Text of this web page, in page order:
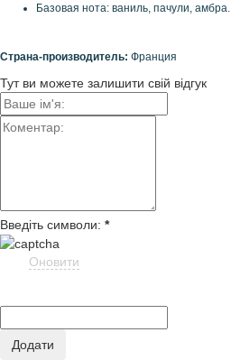
Базовая нота: ваниль, пачули, амбра.
Страна-производитель: Франция
Тут ви можете залишити свій відгук
Введіть символи: *
Оновити